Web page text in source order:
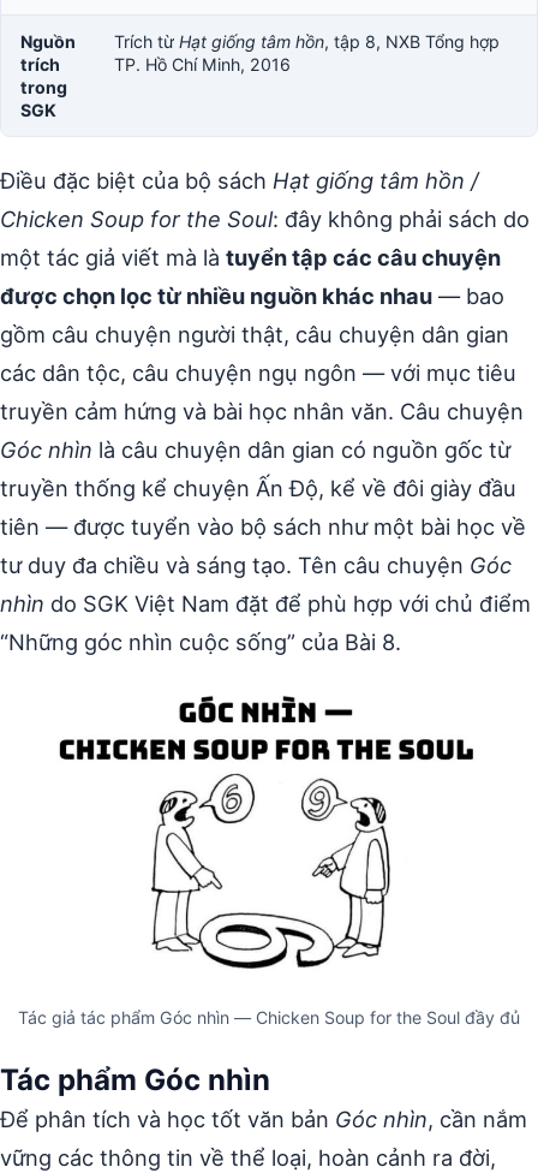
Nguồn
trích
trong
SGK
Trích từ Hạt giống tâm hồn, tập 8, NXB Tổng hợp
TP. Hồ Chí Minh, 2016
Điều đặc biệt của bộ sách Hạt giống tâm hồn /
Chicken Soup for the Soul: đây không phải sách do
một tác giả viết mà là tuyển tập các câu chuyện
được chọn lọc từ nhiều nguồn khác nhau — bao
gồm câu chuyện người thật, câu chuyện dân gian
các dân tộc, câu chuyện ngụ ngôn — với mục tiêu
truyền cảm hứng và bài học nhân văn. Câu chuyện
Góc nhìn là câu chuyện dân gian có nguồn gốc từ
truyền thống kể chuyện Ấn Độ, kể về đôi giày đầu
tiên — được tuyển vào bộ sách như một bài học về
tư duy đa chiều và sáng tạo. Tên câu chuyện Góc
nhìn do SGK Việt Nam đặt để phù hợp với chủ điểm
“Những góc nhìn cuộc sống” của Bài 8.
Tác giả tác phẩm Góc nhìn — Chicken Soup for the Soul đầy đủ
Tác phẩm Góc nhìn
Để phân tích và học tốt văn bản Góc nhìn, cần nắm
vững các thông tin về thể loại, hoàn cảnh ra đời,